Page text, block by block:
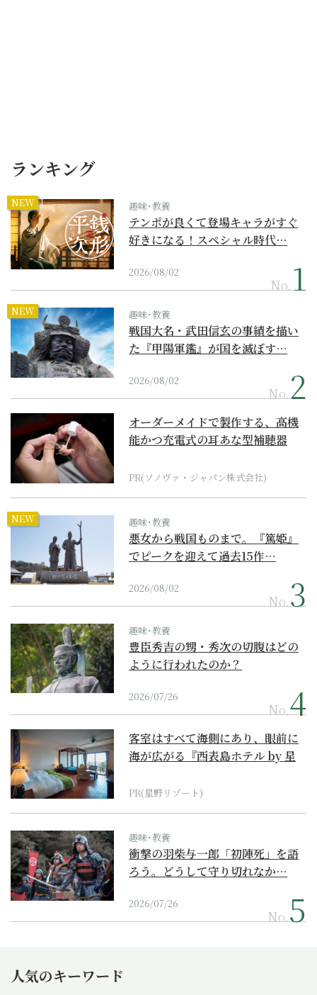
ランキング
NEW 趣味･教養
テンポが良くて登場キャラがすぐ
好きになる！スペシャル時代…
2026/08/02
No.
NEW 趣味･教養
戦国大名・武田信玄の事績を描い
た『甲陽軍鑑』が国を滅ぼす…
2026/08/02
No.
オーダーメイドで製作する、高機
能かつ充電式の耳あな型補聴器
PR(ソノヴァ・ジャパン株式会社)
NEW 趣味･教養
悪女から戦国ものまで。『篤姫』
でピークを迎えて過去15作…
2026/08/02
No.
趣味･教養
豊臣秀吉の甥・秀次の切腹はどの
ように行われたのか？
2026/07/26
No.
客室はすべて海側にあり、眼前に
海が広がる『西表島ホテル by 星
PR(星野リゾート)
趣味･教養
衝撃の羽柴与一郎「初陣死」を語
ろう。どうして守り切れなか…
2026/07/26
No.
人気のキーワード